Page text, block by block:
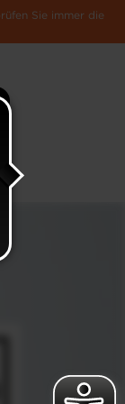
Sie immer die